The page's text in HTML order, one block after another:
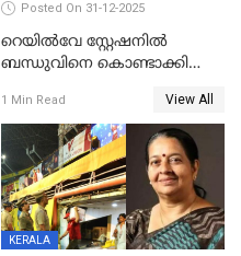
Posted On 31-12-2025
റെയിൽവേ സ്റ്റേഷനിൽ
ബന്ധുവിനെ കൊണ്ടാക്കി
ലോറി സ്കൂട്ടറിൽ ഇടിച്ചു :
യുവതിക്ക് ദാരുണാന്ത്യം
1 Min Read View All
KERALA